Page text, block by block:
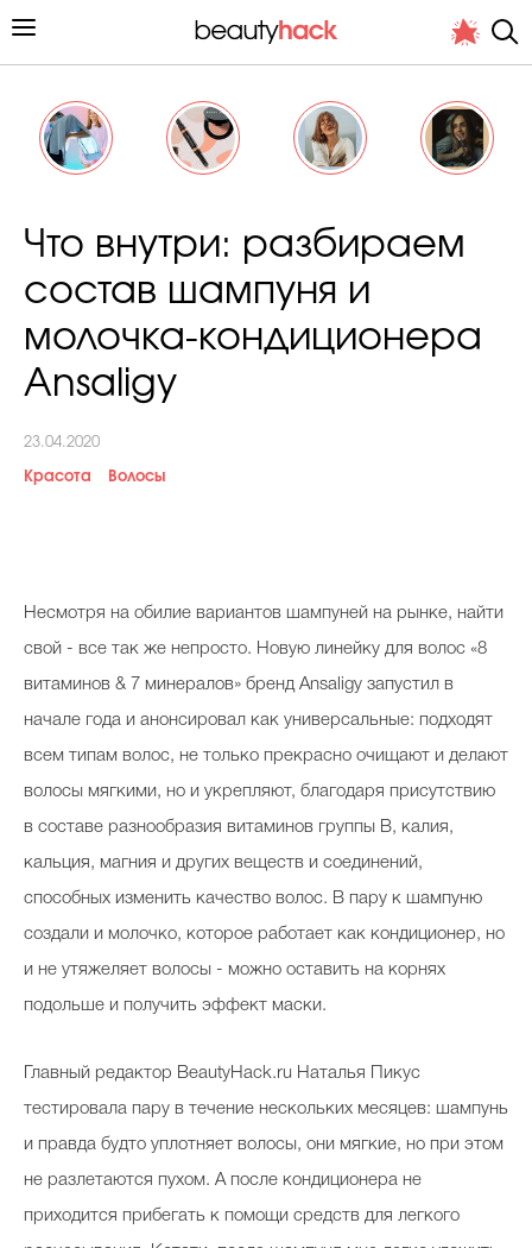
Хит недели от стилиста
Папа может
Худеем правильно
Бьютихакер / Мама-хакер
Полиция красоты
Хит недели от визажиста
Celebrity дня
Что внутри: разбираем
состав шампуня и
молочка-кондиционера
Ansaligy
23.04.2020
Красота Волосы
Несмотря на обилие вариантов шампуней на рынке, найти
свой - все так же непросто. Новую линейку для волос «8
витаминов & 7 минералов» бренд Ansaligy запустил в
начале года и анонсировал как универсальные: подходят
всем типам волос, не только прекрасно очищают и делают
волосы мягкими, но и укрепляют, благодаря присутствию
в составе разнообразия витаминов группы В, калия,
кальция, магния и других веществ и соединений,
способных изменить качество волос. В пару к шампуню
создали и молочко, которое работает как кондиционер, но
и не утяжеляет волосы - можно оставить на корнях
подольше и получить эффект маски.
Главный редактор BeautyHack.ru Наталья Пикус
тестировала пару в течение нескольких месяцев: шампунь
и правда будто уплотняет волосы, они мягкие, но при этом
не разлетаются пухом. А после кондиционера не
приходится прибегать к помощи средств для легкого